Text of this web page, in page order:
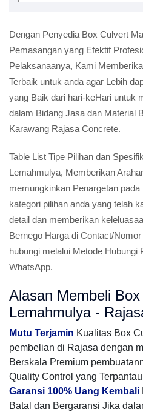
Dengan Penyedia Box Culvert
Pemasangan yang Efektif
Pelaksanaanya, Kami
Terbaik untuk anda agar Lebih
yang Baik dari hari-keHari untuk
dalam Bidang Jasa dan Material
Karawang Rajasa Concrete.
Table List Tipe Pilihan dan
Lemahmulya, Memberikan
memungkinkan Penargetan
kategori pilihan anda yang telah
detail dan memberikan
Bernego Harga di Contact/
hubungi melalui Metode Hubungi
WhatsApp.
Alasan Membeli
Lemahmulya -
Mutu Terjamin Kualitas Box
pembelian di Rajasa dengan
Berskala Premium
Quality Control yang
Garansi 100% Uang Kembali
Batal dan Bergaransi Jika